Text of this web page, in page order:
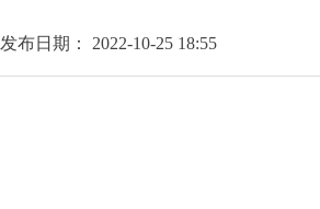
发布日期： 2022-10-25 18:55